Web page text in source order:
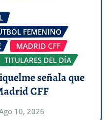
FEMENINO
MADRID CFF
TITULARES DEL DÍA
señala que
CFF
10, 2026